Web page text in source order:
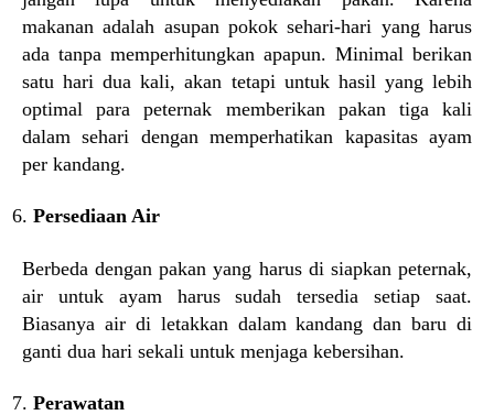
makanan adalah asupan pokok sehari-hari yang harus
ada tanpa memperhitungkan apapun. Minimal berikan
satu hari dua kali, akan tetapi untuk hasil yang lebih
optimal para peternak memberikan pakan tiga kali
dalam sehari dengan memperhatikan kapasitas ayam
per kandang.
Persediaan Air
Berbeda dengan pakan yang harus di siapkan peternak,
air untuk ayam harus sudah tersedia setiap saat.
Biasanya air di letakkan dalam kandang dan baru di
ganti dua hari sekali untuk menjaga kebersihan.
Perawatan